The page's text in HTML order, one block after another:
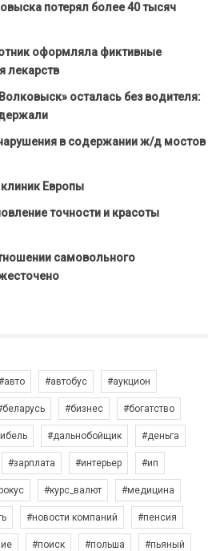
потерял более 40 тысяч
оформляла фиктивные
лекарств
осталась без водителя:
в содержании ж/д мостов
Европы
точности и красоты
самовольного
#автобус #аукцион
#бизнес #богатство
#дальнобойщик #деньга
#зарплата #интерьер #ип
#курс_валют #медицина
#новости компаний #пенсия
#поиск #польша #пьяный